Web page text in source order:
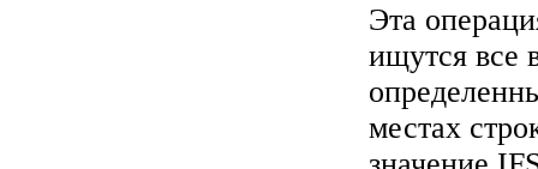
Эта
ищутся все
местах